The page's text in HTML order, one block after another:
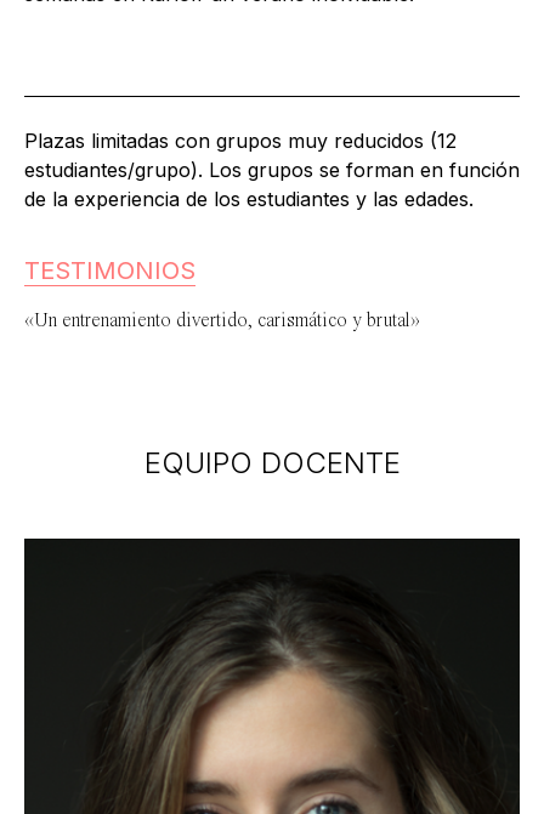
Plazas limitadas con grupos muy reducidos (12
estudiantes/grupo). Los grupos se forman en función
de la experiencia de los estudiantes y las edades.
TESTIMONIOS
«Un entrenamiento divertido, carismático y brutal»
EQUIPO DOCENTE